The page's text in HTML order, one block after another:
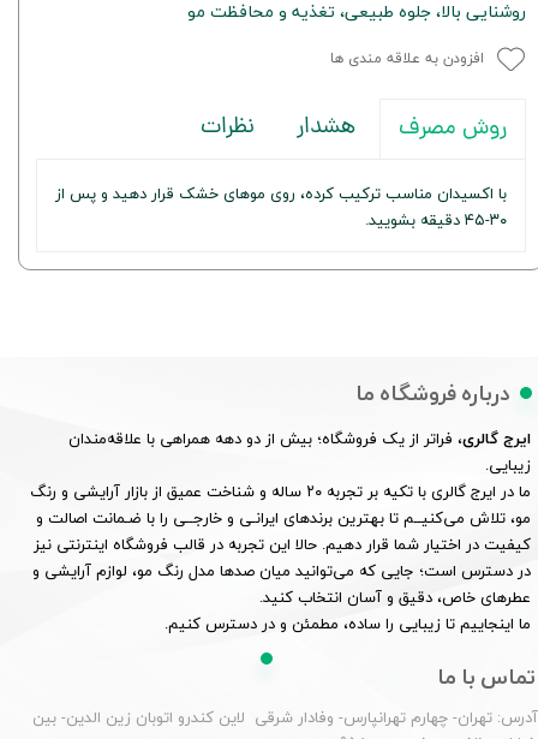
روشنایی بالا، جلوه طبیعی، تغذیه و محافظت مو
افزودن به علاقه مندی ها
روش مصرف هشدار نظرات
با اکسیدان مناسب ترکیب کرده، روی موهای خشک قرار دهید و پس از
۳۰-۴۵ دقیقه بشویید.
درباره فروشگاه ما
ایرج گالری، فراتر از یک فروشگاه؛ بیش از دو دهه همراهی با علاقه‌مندان
زیبایی.
ما در ایرج گالری با تکیه بر تجربه ۲۰ ساله و شناخت عمیق از بازار آرایشی و رنگ
مو، تلاش می‌کنیــم تا بهترین برندهای ایرانـی و خارجــی را با ضـمانت اصالت و
کیفیت در اختیار شما قرار دهیم. حالا این تجربه در قالب فروشگاه اینترنتی نیز
در دسترس است؛ جایی که می‌توانید میان صدها مدل رنگ مو، لوازم آرایشی و
عطرهای خاص، دقیق و آسان انتخاب کنید.
ما اینجاییم تا زیبایی را ساده، مطمئن و در دسترس کنیم.
تماس با ما
آدرس: تهران- چهارم تهرانپارس- وفادار شرقی لاین کندرو اتوبان زین الدین- بین